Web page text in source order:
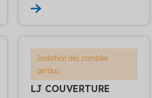
Isolation des combles
perdus
LJ COUVERTURE